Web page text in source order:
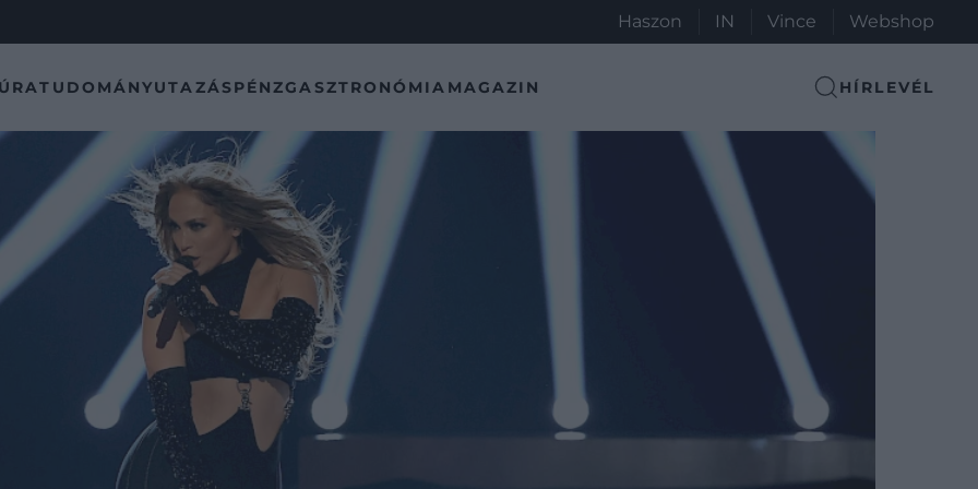
Haszon IN Vince Webshop
TUDOMÁNYUTAZÁSPÉNZGASZTRONÓMIA MAGAZIN HÍRLEVÉL